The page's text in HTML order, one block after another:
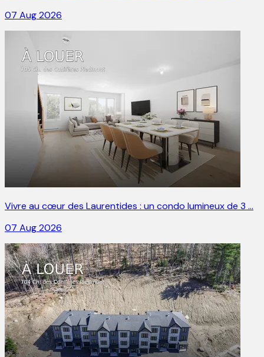
07 Aug 2026
Vivre au cœur des Laurentides : un condo lumineux de 3 …
07 Aug 2026